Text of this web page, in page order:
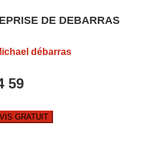
DE DEBARRAS
débarras
59
GRATUIT